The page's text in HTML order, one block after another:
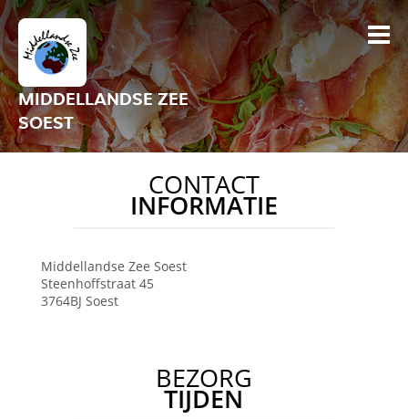
MIDDELLANDSE ZEE
SOEST
CONTACT
INFORMATIE
Middellandse Zee Soest
Steenhoffstraat 45
3764BJ Soest
BEZORG
TIJDEN